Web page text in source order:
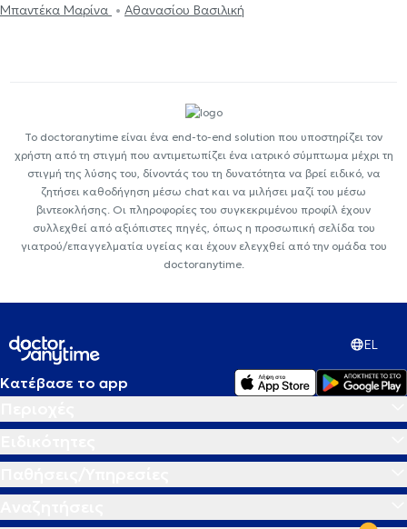
Μπαντέκα Μαρίνα
Αθανασίου Βασιλική
Το doctoranytime είναι ένα end-to-end solution που υποστηρίζει τον
χρήστη από τη στιγμή που αντιμετωπίζει ένα ιατρικό σύμπτωμα μέχρι τη
στιγμή της λύσης του, δίνοντάς του τη δυνατότητα να βρεί ειδικό, να
ζητήσει καθοδήγηση μέσω chat και να μιλήσει μαζί του μέσω
βιντεοκλήσης. Οι πληροφορίες του συγκεκριμένου προφίλ έχουν
συλλεχθεί από αξιόπιστες πηγές, όπως η προσωπική σελίδα του
γιατρού/επαγγελματία υγείας και έχουν ελεγχθεί από την ομάδα του
doctoranytime.
EL
Κατέβασε το app